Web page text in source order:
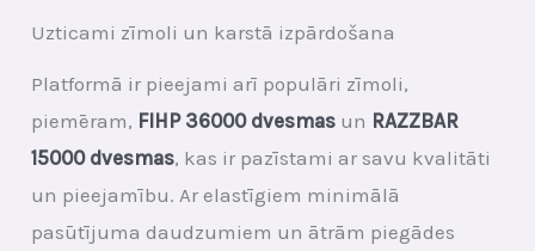
Uzticami zīmoli un karstā izpārdošana
Platformā ir pieejami arī populāri zīmoli,
piemēram, FIHP 36000 dvesmas un RAZZBAR
15000 dvesmas, kas ir pazīstami ar savu kvalitāti
un pieejamību. Ar elastīgiem minimālā
pasūtījuma daudzumiem un ātrām piegādes